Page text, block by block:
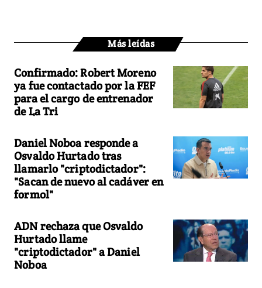
Más leídas
Confirmado: Robert Moreno
ya fue contactado por la FEF
para el cargo de entrenador
de La Tri
Daniel Noboa responde a
Osvaldo Hurtado tras
llamarlo "criptodictador":
"Sacan de nuevo al cadáver en
formol"
ADN rechaza que Osvaldo
Hurtado llame
"criptodictador" a Daniel
Noboa